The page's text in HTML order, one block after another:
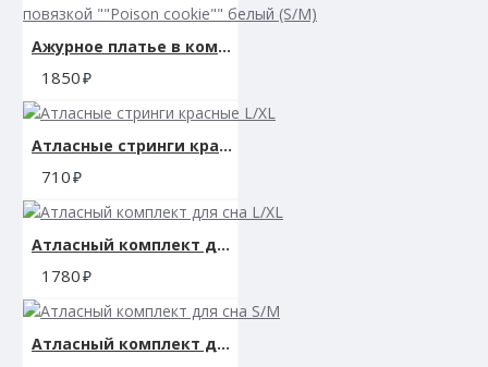
Ажурное платье в комплекте с трусиками и повязкой ""Poison cookie"" белый (S/M)
1850
Атласные стринги красные L/XL
710
Атласный комплект для сна L/XL
1780
Атласный комплект для сна S/M